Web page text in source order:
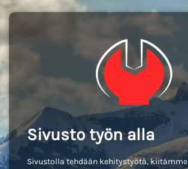
Sivusto työn alla
Sivustolla tehdään kehitystyötä, kiitämme